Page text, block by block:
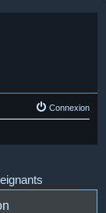
Connexion